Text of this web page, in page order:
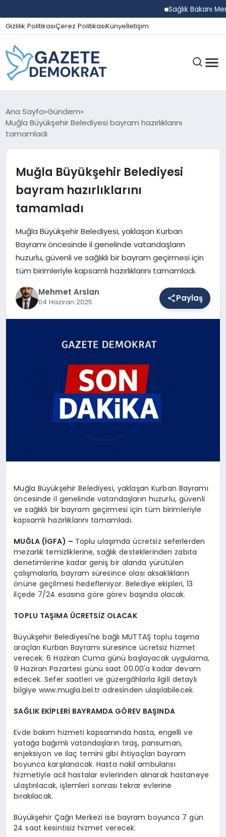
Sağlık Bakanı
Gizlilik PolitikasıÇerez PolitikasıKünyeİletişim
GÜNDEM
EKONOMI
SPOR
SAĞLIK
EĞITIM
Ana Sayfa Gündem
Muğla Büyükşehir Belediyesi bayram hazırlıklarını
tamamladı
Muğla Büyükşehir Belediyesi
bayram hazırlıklarını
tamamladı
Muğla Büyükşehir Belediyesi, yaklaşan Kurban
Bayramı öncesinde il genelinde vatandaşların
huzurlu, güvenli ve sağlıklı bir bayram geçirmesi için
tüm birimleriyle kapsamlı hazırlıklarını tamamladı.
Mehmet Arslan
04 Haziran 2025 Paylaş
Muğla Büyükşehir Belediyesi, yaklaşan Kurban Bayramı
öncesinde il genelinde vatandaşların huzurlu, güvenli
ve sağlıklı bir bayram geçirmesi için tüm birimleriyle
kapsamlı hazırlıklarını tamamladı.
MUĞLA (İGFA) – Toplu ulaşımda ücretsiz seferlerden
mezarlık temizliklerine, sağlık desteklerinden zabıta
denetimlerine kadar geniş bir alanda yürütülen
çalışmalarla, bayram süresince olası aksaklıkların
önüne geçilmesi hedefleniyor. Belediye ekipleri, 13
ilçede 7/24 esasına göre görev başında olacak.
TOPLU TAŞIMA ÜCRETSİZ OLACAK
Büyükşehir Belediyesi'ne bağlı MUTTAŞ toplu taşıma
araçları Kurban Bayramı süresince ücretsiz hizmet
verecek. 6 Haziran Cuma günü başlayacak uygulama,
9 Haziran Pazartesi günü saat 00.00'a kadar devam
edecek. Sefer saatleri ve güzergâhlarla ilgili detaylı
bilgiye www.mugla.bel.tr adresinden ulaşılabilecek.
SAĞLIK EKİPLERİ BAYRAMDA GÖREV BAŞINDA
Evde bakım hizmeti kapsamında hasta, engelli ve
yatağa bağımlı vatandaşların tıraş, pansuman,
enjeksiyon ve ilaç temini gibi ihtiyaçları bayram
boyunca karşılanacak. Hasta nakil ambulansı
hizmetiyle acil hastalar evlerinden alınarak hastaneye
ulaştırılacak, işlemleri sonrası tekrar evlerine
bırakılacak.
Büyükşehir Çağrı Merkezi ise bayram boyunca 7 gün
24 saat kesintisiz hizmet verecek.